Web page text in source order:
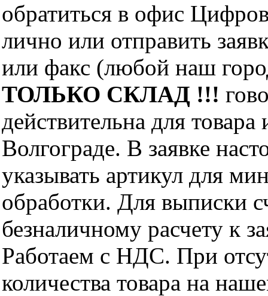
обратиться в офис
лично или отправить
или факс (любой наш
ТОЛЬКО СКЛАД !!!
действительна для
Волгограде. В заявке
указывать артикул для
обработки. Для выписки
безналичному расчету к
Работаем с НДС. При
количества товара на